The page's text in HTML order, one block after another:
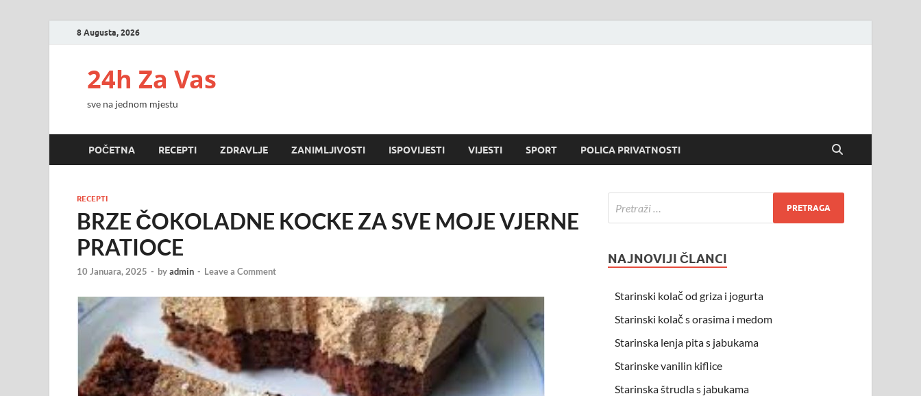
8 Augusta, 2026
24h Za Vas
sve na jednom mjestu
POČETNA RECEPTI ZDRAVLJE ZANIMLJIVOSTI ISPOVIJESTI VIJESTI SPORT POLICA PRIVATNOSTI
RECEPTI
BRZE ČOKOLADNE KOCKE ZA SVE MOJE VJERNE
PRATIOCE
10 Januara, 2025 - byadmin - Leave a Comment
NAJNOVIJI ČLANCI
Starinski kolač od griza i jogurta
Starinski kolač s orasima i medom
Starinska lenja pita s jabukama
Starinske vanilin kiflice
Starinska štrudla s jabukama